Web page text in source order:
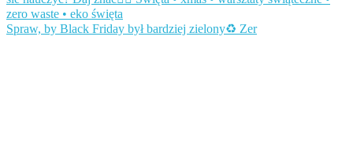
Spraw, by Black Friday był bardziej zielony♻️ Zer